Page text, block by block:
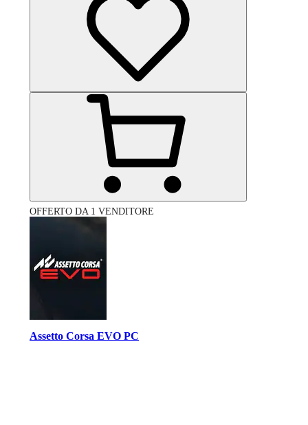
OFFERTO DA 1 VENDITORE
Assetto Corsa EVO PC